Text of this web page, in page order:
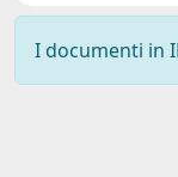
I documenti in